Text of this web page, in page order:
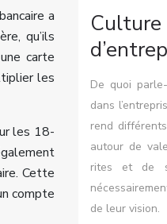
a
qu’ils
carte
les
les 18-
Cette
compte
Culture
De quoi
dans
rend
autour de
rites et de
de leur vision.